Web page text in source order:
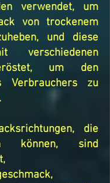
verwendet, um
von trockenem
und diese
verschiedenen
um den
Verbrauchers zu
die
können, sind